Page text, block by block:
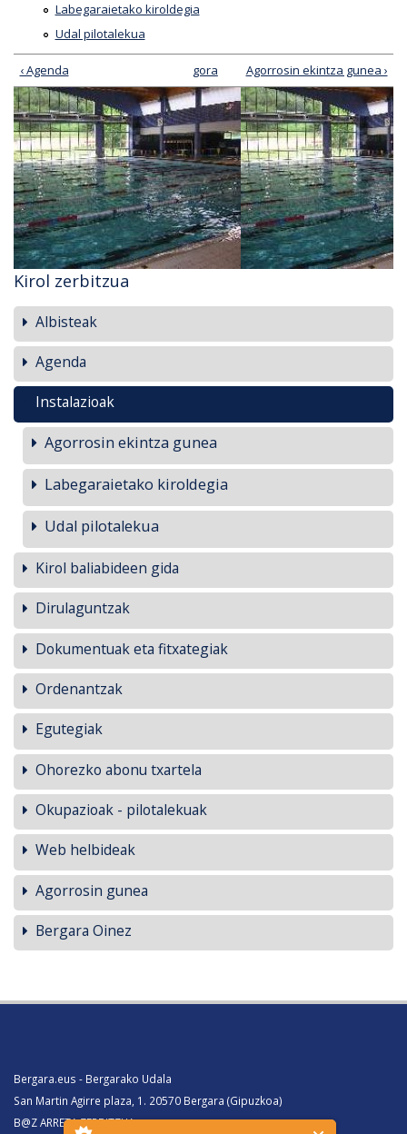
Labegaraietako kiroldegia
Udal pilotalekua
‹ Agenda gora Agorrosin ekintza gunea ›
Kirol zerbitzua
Albisteak
Agenda
Instalazioak
Agorrosin ekintza gunea
Labegaraietako kiroldegia
Udal pilotalekua
Kirol baliabideen gida
Dirulaguntzak
Dokumentuak eta fitxategiak
Ordenantzak
Egutegiak
Ohorezko abonu txartela
Okupazioak - pilotalekuak
Web helbideak
Agorrosin gunea
Bergara Oinez
Bergara.eus - Bergarako Udala
San Martin Agirre plaza, 1. 20570 Bergara (Gipuzkoa)
B@Z ARRETA ZERBITZUA: